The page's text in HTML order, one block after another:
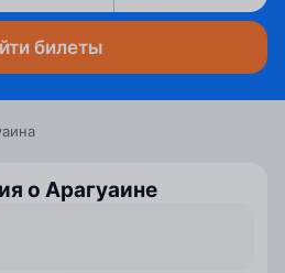
билеты
о Арагуаине